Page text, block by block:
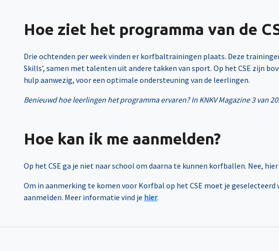
Hoe ziet het programma van de
Drie ochtenden per week vinden er korfbaltrainingen plaats. Deze
Skills’, samen met talenten uit andere takken van sport. Op het CSE zijn
hulp aanwezig, voor een optimale ondersteuning van de leerlingen.
Benieuwd hoe leerlingen het programma ervaren? In KNKV Magazine 3 van
Hoe kan ik me aanmelden?
Op het CSE ga je niet naar school om daarna te kunnen korfballen. Nee,
Om in aanmerking te komen voor Korfbal op het CSE moet je
aanmelden. Meer informatie vind je hier.